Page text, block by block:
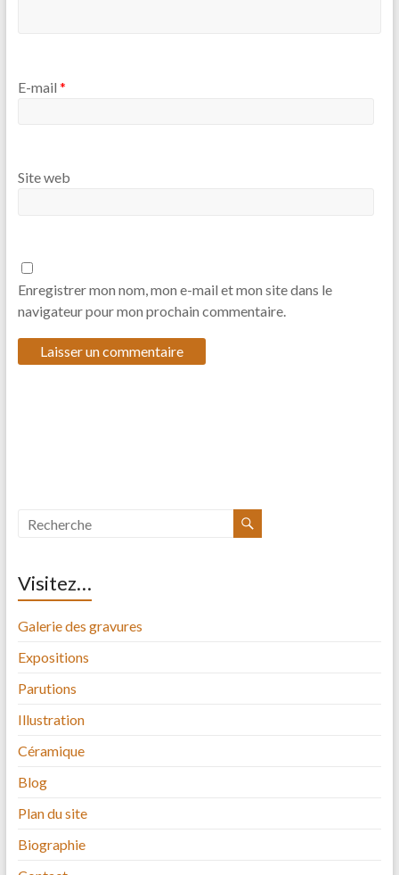
E-mail *
Site web
Enregistrer mon nom, mon e-mail et mon site dans le
navigateur pour mon prochain commentaire.
Visitez…
Galerie des gravures
Expositions
Parutions
Illustration
Céramique
Blog
Plan du site
Biographie